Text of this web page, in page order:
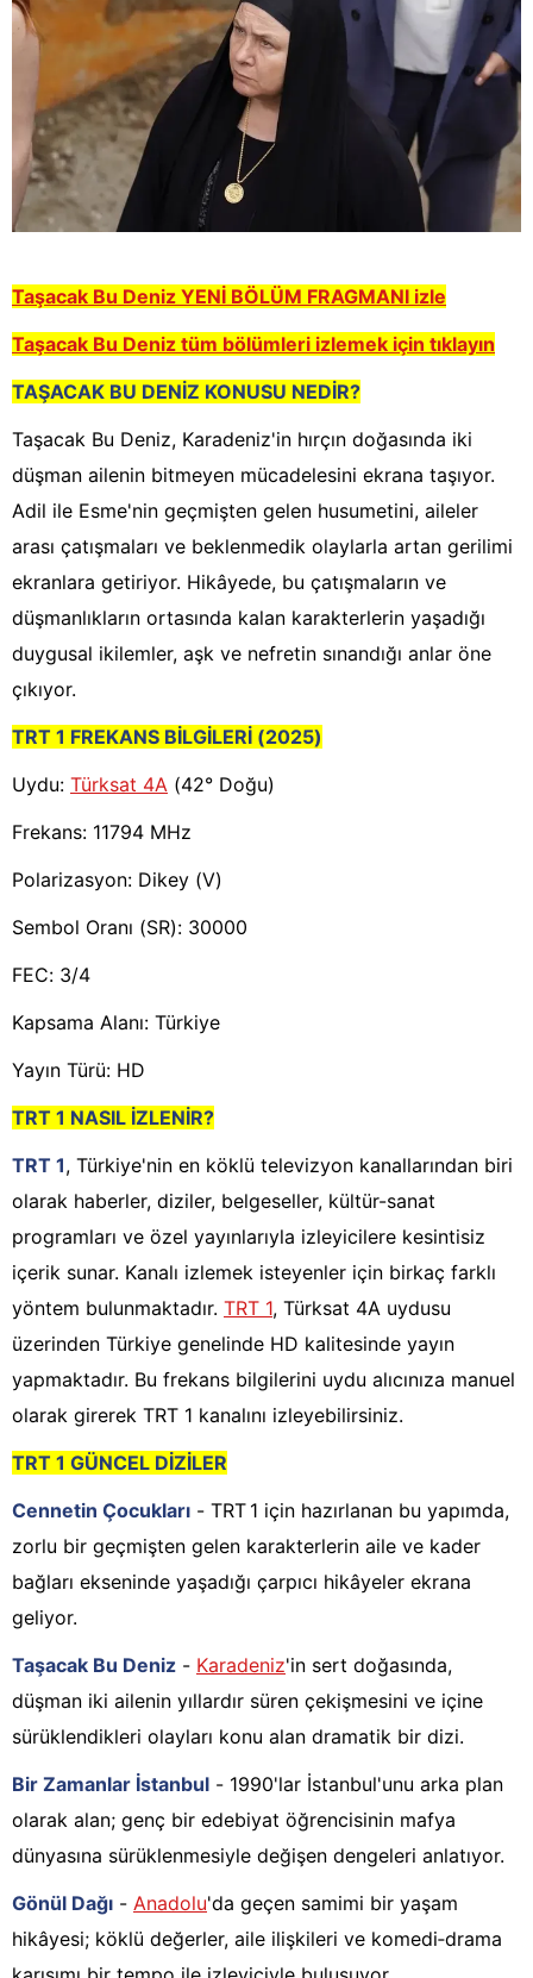
Taşacak Bu Deniz YENİ BÖLÜM FRAGMANI izle
Taşacak Bu Deniz tüm bölümleri izlemek için tıklayın
TAŞACAK BU DENİZ KONUSU NEDİR?
Taşacak Bu Deniz, Karadeniz'in hırçın doğasında iki
düşman ailenin bitmeyen mücadelesini ekrana taşıyor.
Adil ile Esme'nin geçmişten gelen husumetini, aileler
arası çatışmaları ve beklenmedik olaylarla artan gerilimi
ekranlara getiriyor. Hikâyede, bu çatışmaların ve
düşmanlıkların ortasında kalan karakterlerin yaşadığı
duygusal ikilemler, aşk ve nefretin sınandığı anlar öne
çıkıyor.
TRT 1 FREKANS BİLGİLERİ (2025)
Uydu: Türksat 4A (42° Doğu)
Frekans: 11794 MHz
Polarizasyon: Dikey (V)
Sembol Oranı (SR): 30000
FEC: 3/4
Kapsama Alanı: Türkiye
Yayın Türü: HD
TRT 1 NASIL İZLENİR?
TRT 1, Türkiye'nin en köklü televizyon kanallarından biri
olarak haberler, diziler, belgeseller, kültür-sanat
programları ve özel yayınlarıyla izleyicilere kesintisiz
içerik sunar. Kanalı izlemek isteyenler için birkaç farklı
yöntem bulunmaktadır. TRT 1, Türksat 4A uydusu
üzerinden Türkiye genelinde HD kalitesinde yayın
yapmaktadır. Bu frekans bilgilerini uydu alıcınıza manuel
olarak girerek TRT 1 kanalını izleyebilirsiniz.
TRT 1 GÜNCEL DİZİLER
Cennetin Çocukları - TRT 1 için hazırlanan bu yapımda,
zorlu bir geçmişten gelen karakterlerin aile ve kader
bağları ekseninde yaşadığı çarpıcı hikâyeler ekrana
geliyor.
Taşacak Bu Deniz - Karadeniz'in sert doğasında,
düşman iki ailenin yıllardır süren çekişmesini ve içine
sürüklendikleri olayları konu alan dramatik bir dizi.
Bir Zamanlar İstanbul - 1990'lar İstanbul'unu arka plan
olarak alan; genç bir edebiyat öğrencisinin mafya
dünyasına sürüklenmesiyle değişen dengeleri anlatıyor.
Gönül Dağı - Anadolu'da geçen samimi bir yaşam
hikâyesi; köklü değerler, aile ilişkileri ve komedi‑drama